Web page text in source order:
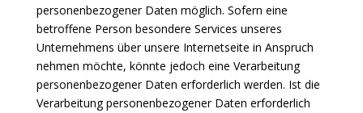
personenbezogener Daten möglich. Sofern eine
betroffene Person besondere Services unseres
Unternehmens über unsere Internetseite in Anspruch
nehmen möchte, könnte jedoch eine Verarbeitung
personenbezogener Daten erforderlich werden. Ist die
Verarbeitung personenbezogener Daten erforderlich